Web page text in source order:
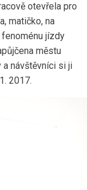
otevřela pro
matičko, na
jízdy
městu
a návštěvníci si ji
2017.